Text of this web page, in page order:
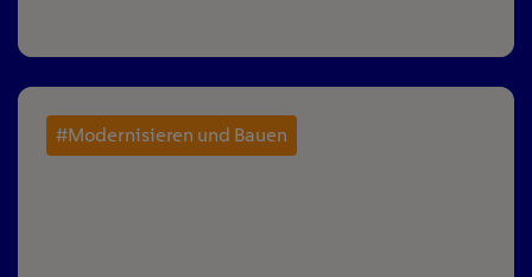
#Modernisieren und Bauen